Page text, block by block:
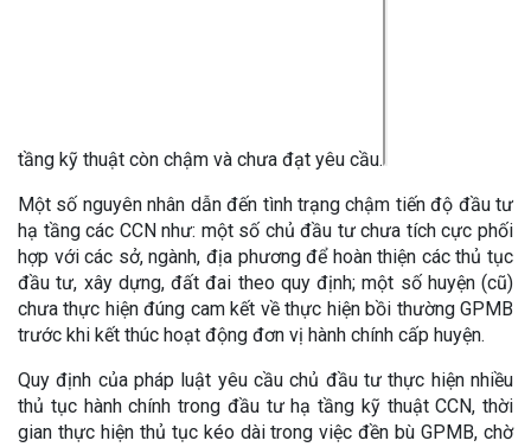
tầng kỹ thuật còn chậm và chưa đạt yêu cầu.
Một số nguyên nhân dẫn đến tình trạng chậm tiến độ đầu tư
hạ tầng các CCN như: một số chủ đầu tư chưa tích cực phối
hợp với các sở, ngành, địa phương để hoàn thiện các thủ tục
đầu tư, xây dựng, đất đai theo quy định; một số huyện (cũ)
chưa thực hiện đúng cam kết về thực hiện bồi thường GPMB
trước khi kết thúc hoạt động đơn vị hành chính cấp huyện.
Quy định của pháp luật yêu cầu chủ đầu tư thực hiện nhiều
thủ tục hành chính trong đầu tư hạ tầng kỹ thuật CCN, thời
gian thực hiện thủ tục kéo dài trong việc đền bù GPMB, chờ